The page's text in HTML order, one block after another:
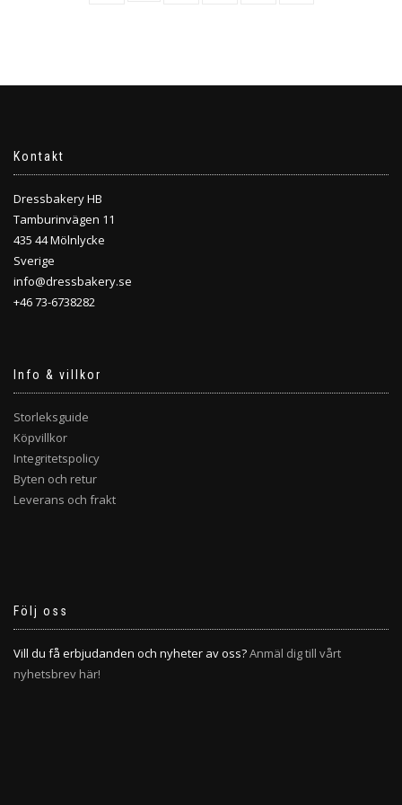
väljas
Kontakt
Dressbakery HB
Tamburinvägen 11
435 44 Mölnlycke
Sverige
info@dressbakery.se
+46 73-6738282
Info & villkor
Storleksguide
Köpvillkor
Integritetspolicy
Byten och retur
Leverans och frakt
Följ oss
Vill du få erbjudanden och nyheter av oss?Anmäl dig till vårt
nyhetsbrev här!